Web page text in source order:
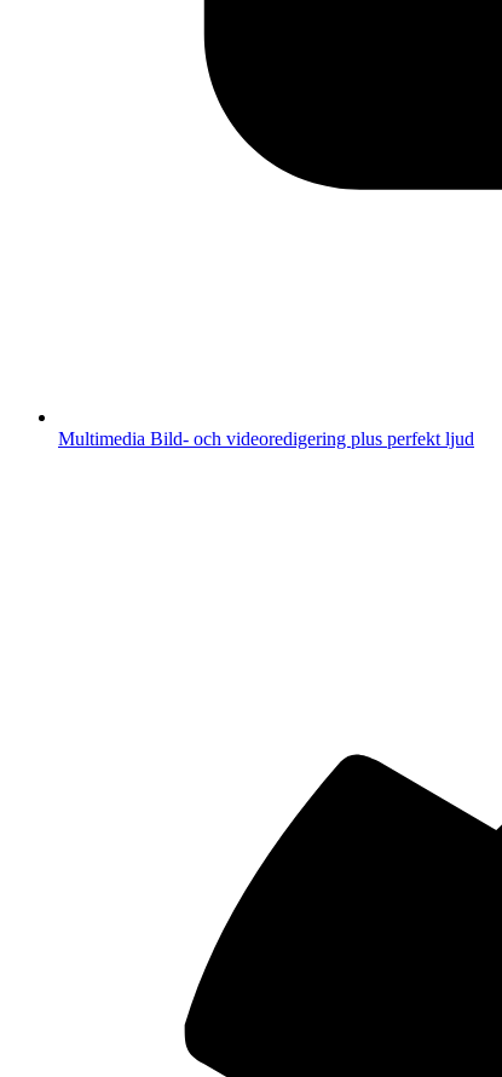
Multimedia Bild- och videoredigering plus perfekt ljud